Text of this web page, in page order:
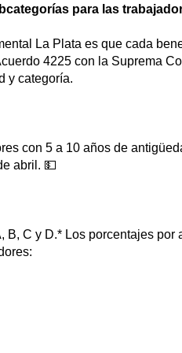
para las
La Plata es que cada
4225 con la Suprema
y categoría.
con 5 a 10 años de
abril. 💵
B, C y D.* Los porcentajes